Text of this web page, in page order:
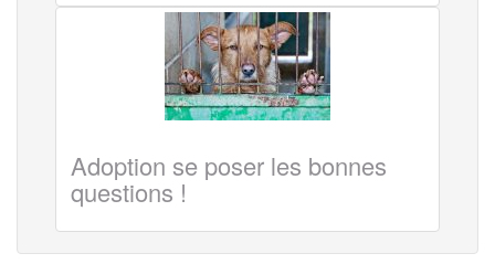
Adoption se poser les bonnes
questions !